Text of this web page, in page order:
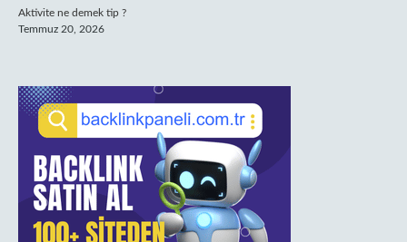
Aktivite ne demek tip ?
Temmuz 20, 2026